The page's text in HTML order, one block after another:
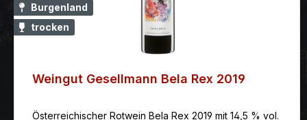
Burgenland
trocken
Weingut Gesellmann Bela Rex 2019
Österreichischer Rotwein Bela Rex 2019 mit 14,5 % vol.